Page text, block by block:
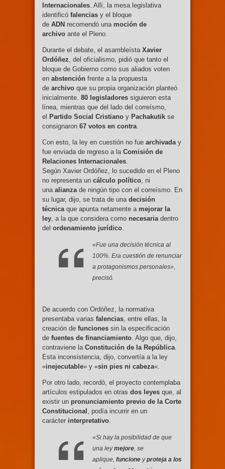
Internacionales . Allí, la mesa legislativa
identificó falencias y el bloque
de ADN recomendó una moción de
archivo ante el Pleno.
Durante el debate, el asambleísta Xavier
Ordóñez , del oficialismo, pidió que tanto el
bloque de Gobierno como sus aliados voten
en abstención frente a la propuesta
de archivo que su propia organización planteó
inicialmente. 80 legisladores siguieron esta
línea, mientras que del lado del correísmo,
el Partido Social Cristiano y Pachakutik se
consignaron 67 votos en contra
Con esto, la ley en cuestión no fue archivada y
fue enviada de regreso a la Comisión de
Relaciones Internacionales
Según Xavier Ordóñez, lo sucedido en el Pleno
no representa un cálculo político , ni
una alianza de ningún tipo con el correísmo. En
su lugar, dijo, se trata de una decisión
técnica que apunta netamente a mejorar la
ley , a la que considera como necesaria dentro
del ordenamiento jurídico
«Fue una decisión técnica al
100%. Era cuestión de renunciar
a protagonismos personales»,
precisó.
De acuerdo con Ordóñez, la normativa
presentaba varias falencias , entre ellas, la
creación de funciones sin la especificación
de fuentes de financiamiento . Algo que, dijo,
contraviene la Constitución de la República
Esta inconsistencia, dijo, convertía a la ley
«inejecutable» y «sin pies ni cabeza«.
Por otro lado, recordó, el proyecto contemplaba
artículos estipulados en otras dos leyes que, al
existir un pronunciamiento previo de la Corte
Constitucional
, podía incurrir en un
carácter interpretativo
«Si hay la posibilidad de que
una leymejore, se
aplique, funcione yproteja a los